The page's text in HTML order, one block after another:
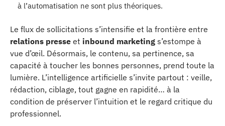
à l’automatisation ne sont plus théoriques.
Le flux de sollicitations s’intensifie et la frontière entre
relations presse et inbound marketing s’estompe à
vue d’œil. Désormais, le contenu, sa pertinence, sa
capacité à toucher les bonnes personnes, prend toute la
lumière. L’intelligence artificielle s’invite partout : veille,
rédaction, ciblage, tout gagne en rapidité… à la
condition de préserver l’intuition et le regard critique du
professionnel.